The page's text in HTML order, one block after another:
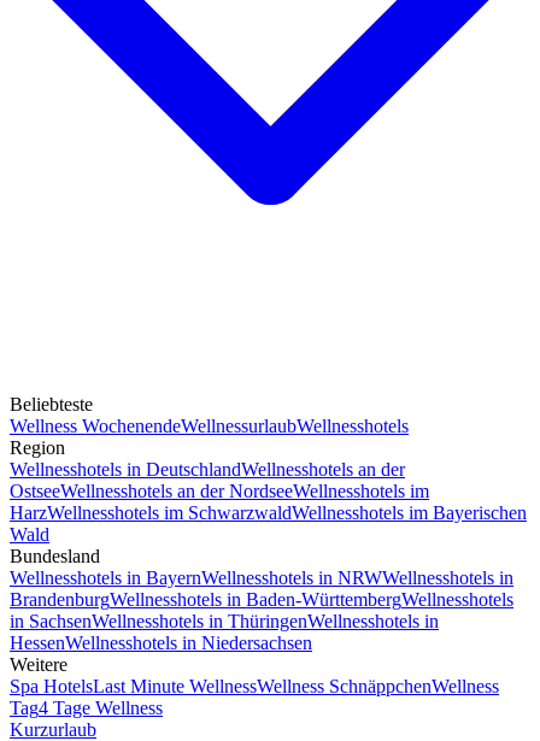
Beliebteste
Wellness WochenendeWellnessurlaubWellnesshotels
Region
Wellnesshotels in DeutschlandWellnesshotels an der
OstseeWellnesshotels an der NordseeWellnesshotels im
HarzWellnesshotels im SchwarzwaldWellnesshotels im Bayerischen
Wald
Bundesland
Wellnesshotels in BayernWellnesshotels in NRWWellnesshotels in
BrandenburgWellnesshotels in Baden-WürttembergWellnesshotels
in SachsenWellnesshotels in ThüringenWellnesshotels in
HessenWellnesshotels in Niedersachsen
Weitere
Spa HotelsLast Minute WellnessWellness SchnäppchenWellness
Tag4 Tage Wellness
Kurzurlaub